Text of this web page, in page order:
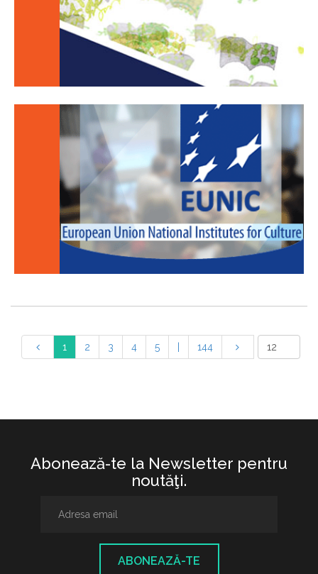
1 2 3 4 5 144
Abonează-te la Newsletter pentru
noutăţi.
ABONEAZĂ-TE